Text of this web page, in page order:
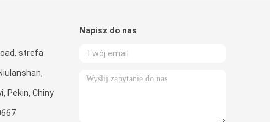
strefa
Pekin, Chiny
Napisz do nas